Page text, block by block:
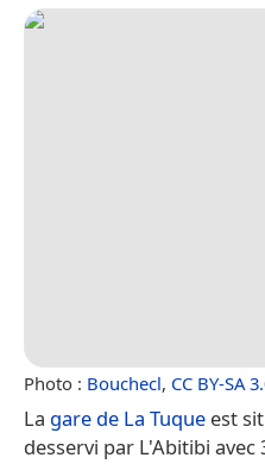
Photo : Bouchecl, CC BY-SA
La gare de La Tuque est
desservi par L'Abitibi